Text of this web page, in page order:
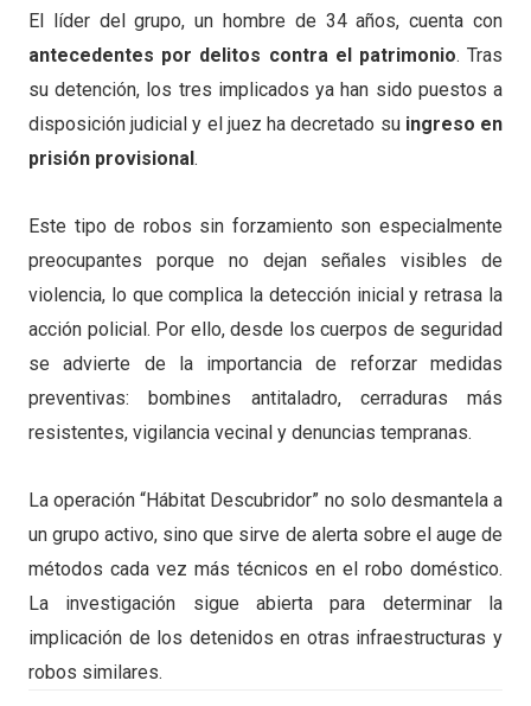
El líder del grupo, un hombre de 34 años, cuenta con
antecedentes por delitos contra el patrimonio. Tras
su detención, los tres implicados ya han sido puestos a
disposición judicial y el juez ha decretado su ingreso en
prisión provisional.
Este tipo de robos sin forzamiento son especialmente
preocupantes porque no dejan señales visibles de
violencia, lo que complica la detección inicial y retrasa la
acción policial. Por ello, desde los cuerpos de seguridad
se advierte de la importancia de reforzar medidas
preventivas: bombines antitaladro, cerraduras más
resistentes, vigilancia vecinal y denuncias tempranas.
La operación “Hábitat Descubridor” no solo desmantela a
un grupo activo, sino que sirve de alerta sobre el auge de
métodos cada vez más técnicos en el robo doméstico.
La investigación sigue abierta para determinar la
implicación de los detenidos en otras infraestructuras y
robos similares.